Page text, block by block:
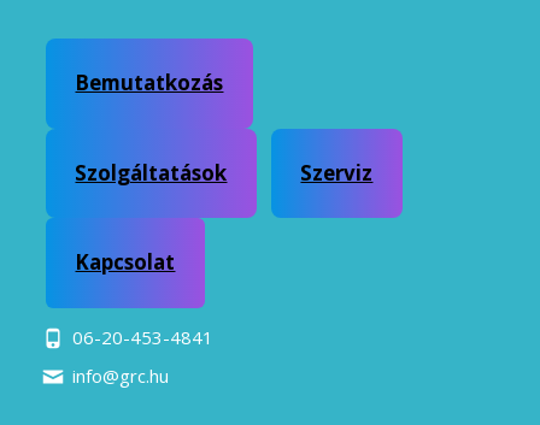
Bemutatkozás
Szolgáltatások Szerviz
Kapcsolat
06-20-453-4841
info@grc.hu